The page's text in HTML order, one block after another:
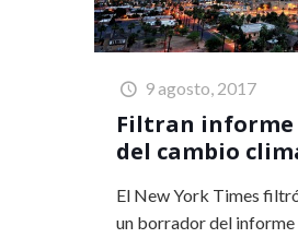
9 agosto, 2017
Filtran informe
del cambio
El New York Times
un borrador del